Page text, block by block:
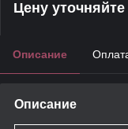
Цену уточняйте
Описание
Описание